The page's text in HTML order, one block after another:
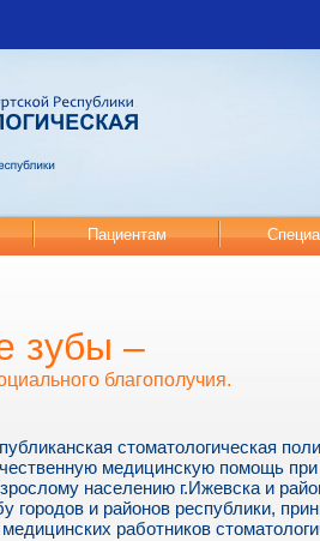
Пациентам
зубы –
благополучия.
стоматологическая
медицинскую помощь при
населению г.Ижевска и
городов и районов республики,
работников